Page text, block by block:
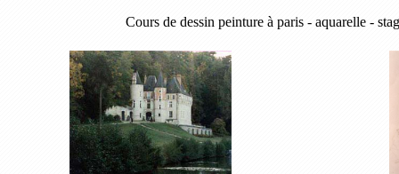
Cours de dessin peinture à paris - aquarelle -